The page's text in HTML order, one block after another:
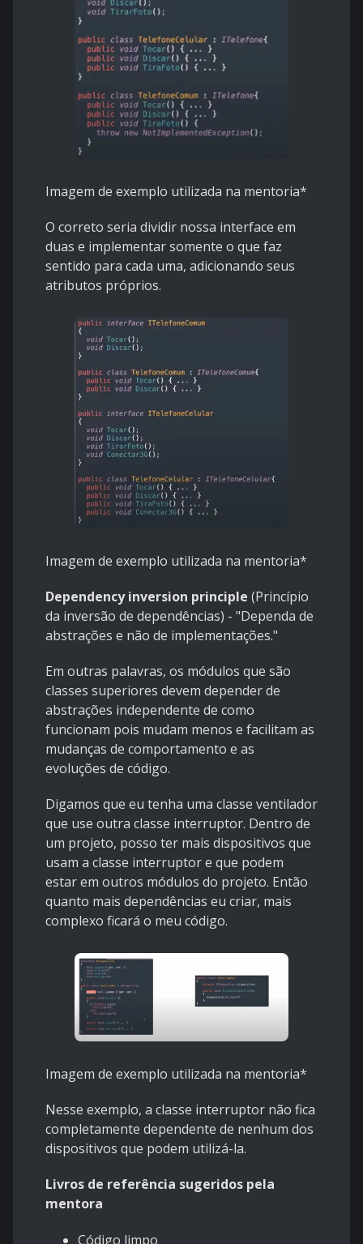
Imagem de exemplo utilizada na mentoria*
O correto seria dividir nossa interface em
duas e implementar somente o que faz
sentido para cada uma, adicionando seus
atributos próprios.
Imagem de exemplo utilizada na mentoria*
Dependency inversion principle (Princípio
da inversão de dependências) - "Dependa de
abstrações e não de implementações."
Em outras palavras, os módulos que são
classes superiores devem depender de
abstrações independente de como
funcionam pois mudam menos e facilitam as
mudanças de comportamento e as
evoluções de código.
Digamos que eu tenha uma classe ventilador
que use outra classe interruptor. Dentro de
um projeto, posso ter mais dispositivos que
usam a classe interruptor e que podem
estar em outros módulos do projeto. Então
quanto mais dependências eu criar, mais
complexo ficará o meu código.
Imagem de exemplo utilizada na mentoria*
Nesse exemplo, a classe interruptor não fica
completamente dependente de nenhum dos
dispositivos que podem utilizá-la.
Livros de referência sugeridos pela
mentora
Código limpo